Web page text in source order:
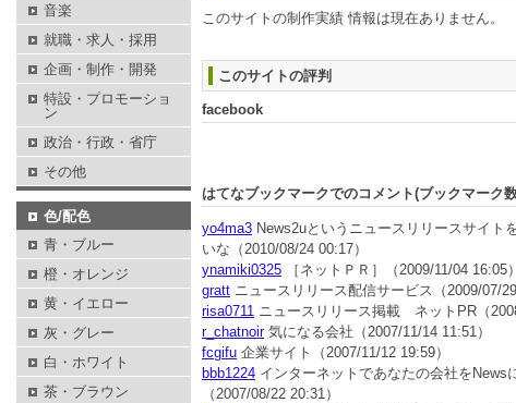
このサイトの制作実績 情報は現在ありません。
このサイトの評判
facebook
はてなブックマークでのコメント(ブックマーク数
yo4ma3 News2uというニュースリリースサイト
いな （2010/08/24 00:17）
ynamiki0325 ［ネットＰＲ］
（2009/11/04 16:05）
gratt ニュースリリース配信サービス （2009/07/
risa0711 ニュースリリース掲載 ネットPR （
r_chatnoir気になる会社 （2007/11/14 11:51）
fcgifu 企業サイト
（2007/11/12 19:59）
bbb1224 インターネットであなたの会社を
（2007/08/22 20:31）
音楽
就職・求人・採用
企画・制作・開発
特設・プロモーショ
ン
政治・行政・省庁
その他
色/配色
青・ブルー
橙・オレンジ
黄・イエロー
灰・グレー
白・ホワイト
茶・ブラウン